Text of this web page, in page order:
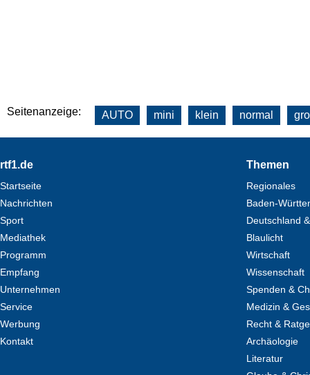
Seitenanzeige: AUTO mini klein normal
Footer
rtf1.de
Startseite
Nachrichten
Sport
Mediathek
Programm
Empfang
Unternehmen
Service
Werbung
Kontakt
Themen
Regionales
Baden-
Deutschland
Blaulicht
Wirtschaft
Wissenschaft
Spenden &
Medizin &
Recht &
Archäologie
Literatur